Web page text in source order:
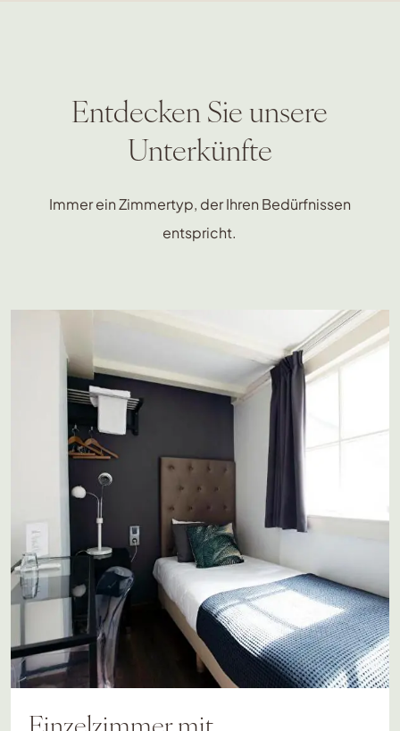
Entdecken Sie unsere
Unterkünfte
Immer ein Zimmertyp, der Ihren Bedürfnissen
entspricht.
Einzelzimmer mit